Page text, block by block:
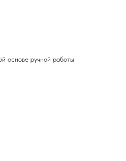
основе ручной работы